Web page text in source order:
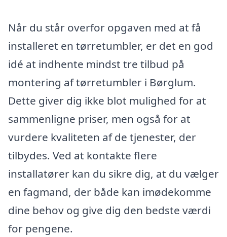
Når du står overfor opgaven med at få
installeret en tørretumbler, er det en god
idé at indhente mindst tre tilbud på
montering af tørretumbler i Børglum.
Dette giver dig ikke blot mulighed for at
sammenligne priser, men også for at
vurdere kvaliteten af de tjenester, der
tilbydes. Ved at kontakte flere
installatører kan du sikre dig, at du vælger
en fagmand, der både kan imødekomme
dine behov og give dig den bedste værdi
for pengene.